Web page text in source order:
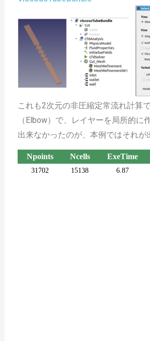
これも2次元の非圧縮定常流れ計算
（Elbow）で、レイヤーを局所的に
出来なかったのが、本例ではそれが
Npoints Ncells ExeTime
31702 15138 6.87